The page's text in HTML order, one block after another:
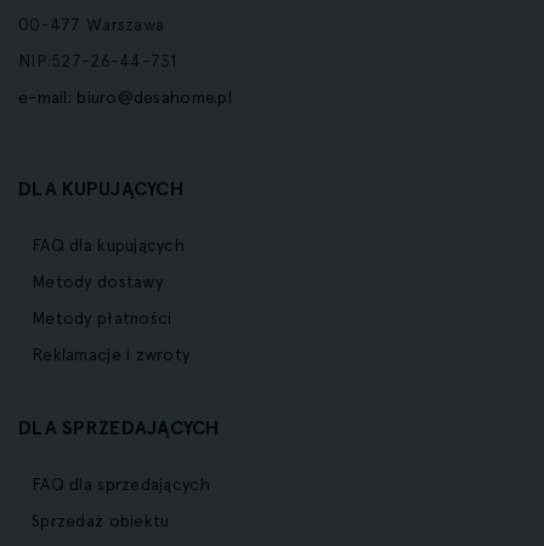
00-477 Warszawa
NIP:527-26-44-731
e-mail: biuro@desahome.pl
DLA KUPUJĄCYCH
FAQ dla kupujących
Metody dostawy
Metody płatności
Reklamacje i zwroty
DLA SPRZEDAJĄCYCH
FAQ dla sprzedających
Sprzedaż obiektu